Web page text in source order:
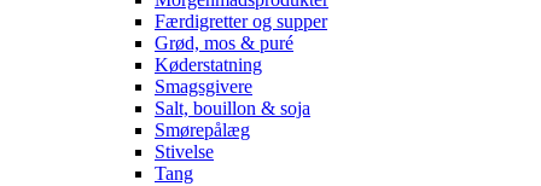
Færdigretter og supper
Grød, mos & puré
Køderstatning
Smagsgivere
Salt, bouillon & soja
Smørepålæg
Stivelse
Tang